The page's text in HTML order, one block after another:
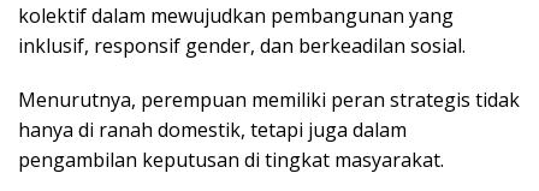
kolektif dalam mewujudkan pembangunan yang
inklusif, responsif gender, dan berkeadilan sosial.
Menurutnya, perempuan memiliki peran strategis tidak
hanya di ranah domestik, tetapi juga dalam
pengambilan keputusan di tingkat masyarakat.